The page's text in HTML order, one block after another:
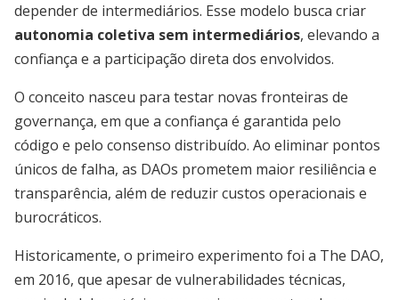
depender de intermediários. Esse modelo busca criar
autonomia coletiva sem intermediários, elevando a
confiança e a participação direta dos envolvidos.
O conceito nasceu para testar novas fronteiras de
governança, em que a confiança é garantida pelo
código e pelo consenso distribuído. Ao eliminar pontos
únicos de falha, as DAOs prometem maior resiliência e
transparência, além de reduzir custos operacionais e
burocráticos.
Historicamente, o primeiro experimento foi a The DAO,
em 2016, que apesar de vulnerabilidades técnicas,